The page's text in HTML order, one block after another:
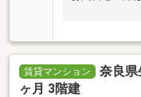
賃貸マンション
奈良県
ヶ月 3階建